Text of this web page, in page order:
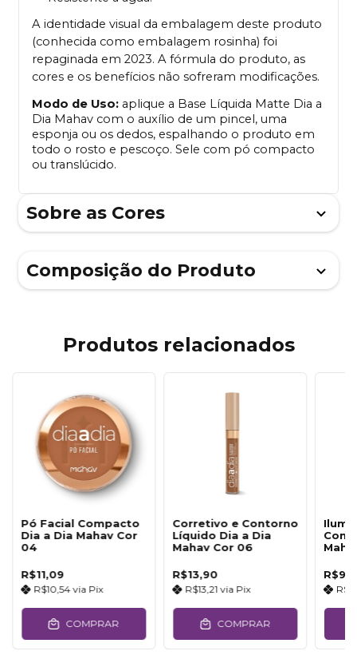
A identidade visual da embalagem deste produto
(conhecida como embalagem rosinha) foi
repaginada em 2023. A fórmula do produto, as
cores e os benefícios não sofreram modificações.
Modo de Uso: aplique a Base Líquida Matte Dia a
Dia Mahav com o auxílio de um pincel, uma
esponja ou os dedos, espalhando o produto em
todo o rosto e pescoço. Sele com pó compacto
ou translúcido.
Sobre as Cores
Composição do Produto
Produtos relacionados
Pó Facial Compacto
Dia a Dia Mahav Cor
04
R$11,09
R$10,54via Pix
COMPRAR
Corretivo e Contorno
Líquido Dia a Dia
Mahav Cor 06
R$13,90
R$13,21via Pix
COMPRAR